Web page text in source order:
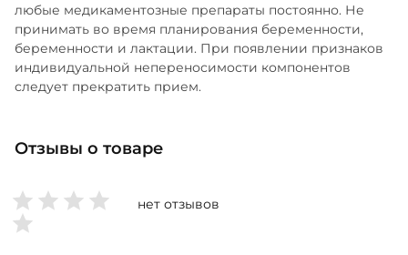
любые медикаментозные препараты постоянно. Не
принимать во время планирования беременности,
беременности и лактации. При появлении признаков
индивидуальной непереносимости компонентов
следует прекратить прием.
Отзывы о товаре
нет отзывов